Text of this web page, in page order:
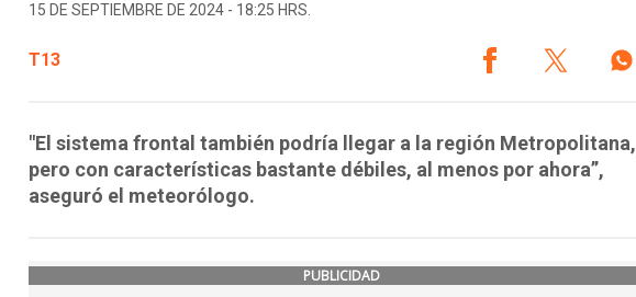
15 DE SEPTIEMBRE DE 2024 - 18:25 HRS.
T13
"El sistema frontal también podría llegar a la región Metropolitana,
pero con características bastante débiles, al menos por ahora”,
aseguró el meteorólogo.
PUBLICIDAD